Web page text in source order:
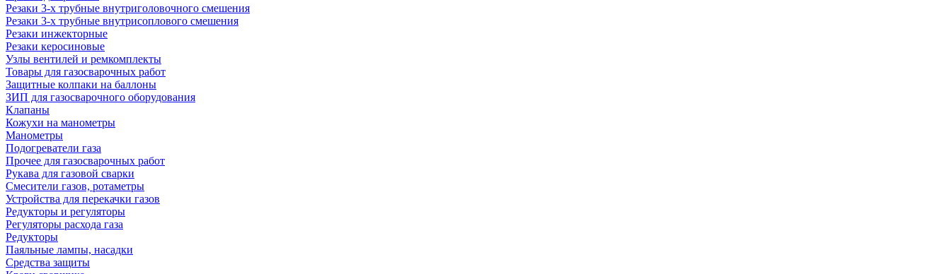
Резаки 3-х трубные внутриголовочного смешения
Резаки 3-х трубные внутрисоплового смешения
Резаки инжекторные
Резаки керосиновые
Узлы вентилей и ремкомплекты
Товары для газосварочных работ
Защитные колпаки на баллоны
ЗИП для газосварочного оборудования
Клапаны
Кожухи на манометры
Манометры
Подогреватели газа
Прочее для газосварочных работ
Рукава для газовой сварки
Смесители газов, ротаметры
Устройства для перекачки газов
Редукторы и регуляторы
Регуляторы расхода газа
Редукторы
Паяльные лампы, насадки
Средства защиты